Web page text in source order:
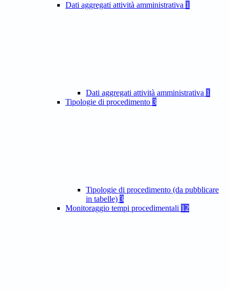
Dati aggregati attività amministrativa 1
Dati aggregati attività amministrativa 1
Tipologie di procedimento 3
Tipologie di procedimento (da pubblicare
in tabelle) 3
Monitoraggio tempi procedimentali 12